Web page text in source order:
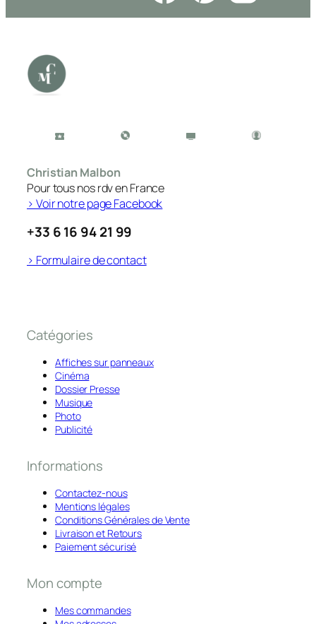
Christian Malbon
Pour tous nos rdv en France
> Voir notre page Facebook
+33 6 16 94 21 99
> Formulaire de contact
Catégories
Affiches sur panneaux
Cinéma
Dossier Presse
Musique
Photo
Publicité
Informations
Contactez-nous
Mentions légales
Conditions Générales de Vente
Livraison et Retours
Paiement sécurisé
Mon compte
Mes commandes